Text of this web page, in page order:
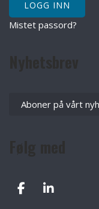
Mistet passord?
Aboner på vårt